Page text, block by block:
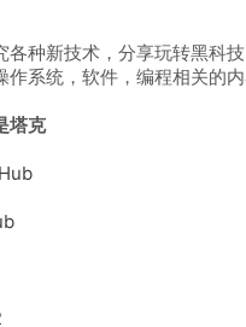
种新技术，分享玩转黑科技
系统，软件，编程相关的内
塔克